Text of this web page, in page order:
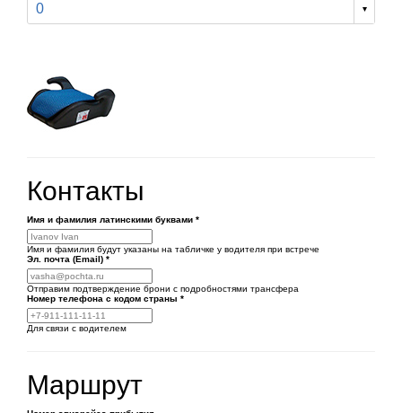
0
Контакты
Имя и фамилия латинскими буквами *
Имя и фамилия будут указаны на табличке у водителя при встрече
Эл. почта (Email) *
Отправим подтверждение брони с подробностями трансфера
Номер телефона с кодом страны *
Для связи с водителем
Маршрут